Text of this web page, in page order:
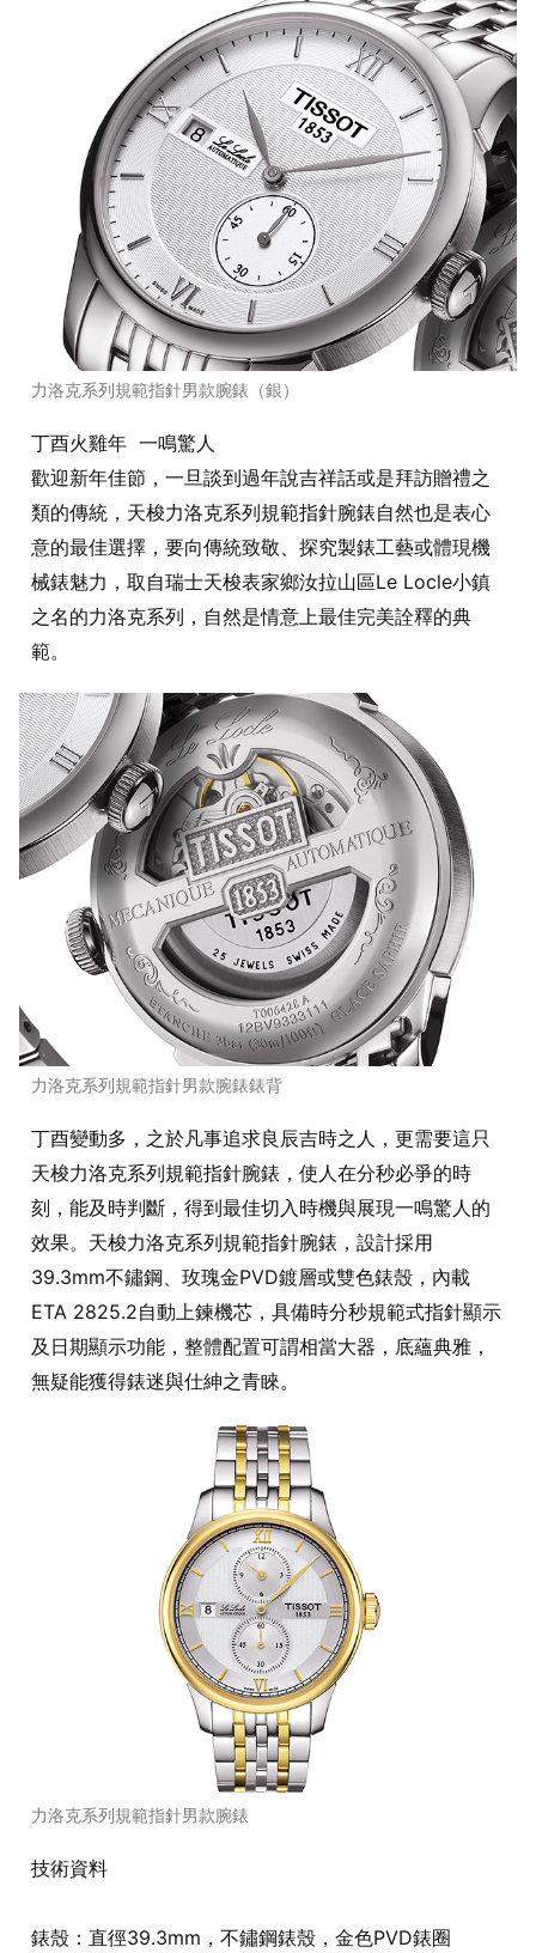
力洛克系列規範指針男款腕錶（銀）
丁酉火雞年 一鳴驚人
歡迎新年佳節，一旦談到過年說吉祥話或是拜訪贈禮之
類的傳統，天梭力洛克系列規範指針腕錶自然也是表心
意的最佳選擇，要向傳統致敬、探究製錶工藝或體現機
械錶魅力，取自瑞士天梭表家鄉汝拉山區Le Locle小鎮
之名的力洛克系列，自然是情意上最佳完美詮釋的典
範。
力洛克系列規範指針男款腕錶錶背
丁酉變動多，之於凡事追求良辰吉時之人，更需要這只
天梭力洛克系列規範指針腕錶，使人在分秒必爭的時
刻，能及時判斷，得到最佳切入時機與展現一鳴驚人的
效果。天梭力洛克系列規範指針腕錶，設計採用
39.3mm不鏽鋼、玫瑰金PVD鍍層或雙色錶殼，內載
ETA 2825.2自動上鍊機芯，具備時分秒規範式指針顯示
及日期顯示功能，整體配置可謂相當大器，底蘊典雅，
無疑能獲得錶迷與仕紳之青睞。
力洛克系列規範指針男款腕錶
技術資料
錶殼：直徑39.3mm，不鏽鋼錶殼，金色PVD錶圈